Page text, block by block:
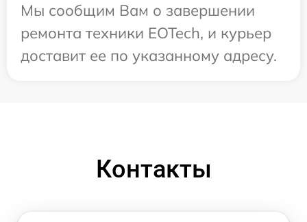
Мы сообщим Вам о завершении
ремонта техники EOTech, и курьер
доставит ее по указанному адресу.
Контакты